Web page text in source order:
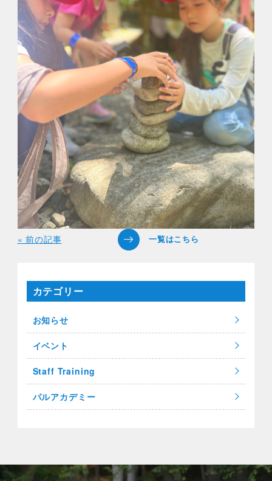
« 前の記事
カテゴリー
お知らせ
イベント
Staff Training
パルアカデミー